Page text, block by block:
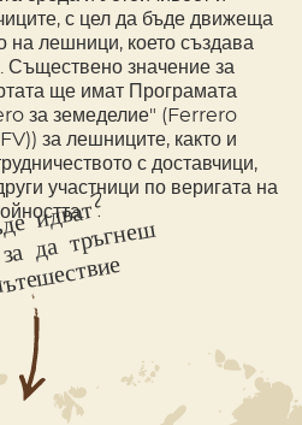
с цел да бъде движеща
на лешници, което създава
Съществено значение за
ще имат Програмата
за земеделие" (Ferrero
за лешниците, както и
с доставчици,
участници по веригата на
идват?
да тръгне